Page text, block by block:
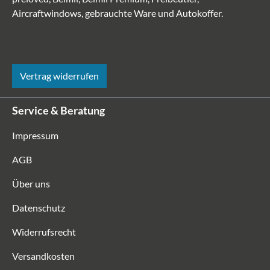
Aircraftwindows, gebrauchte Ware und Autokoffer.
Vertrag widerrufen
Service & Beratung
Impressum
AGB
Über uns
Datenschutz
Widerrufsrecht
Versandkosten